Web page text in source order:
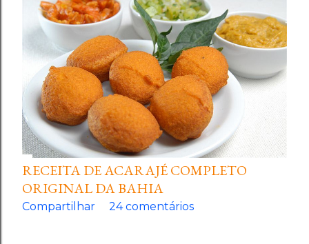
RECEITA DE ACARAJÉ COMPLETO
ORIGINAL DA BAHIA
Compartilhar 24 comentários